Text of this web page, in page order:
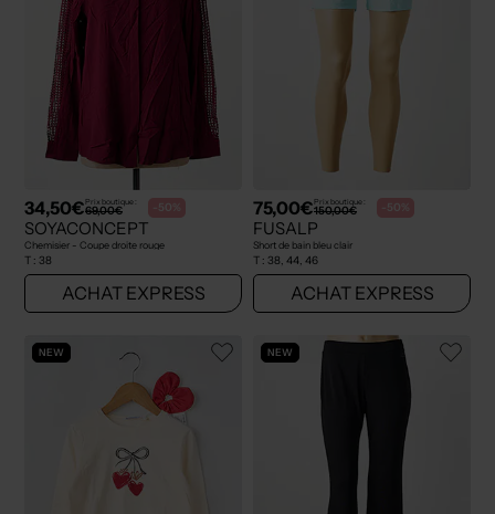
34,50€Prix boutique :
69,00€ -50%
SOYACONCEPT
Chemisier - Coupe droite rouge
T : 38
ACHAT EXPRESS
75,00€Prix boutique :
150,00€ -50%
FUSALP
Short de bain bleu clair
T : 38, 44, 46
ACHAT EXPRESS
NEW NEW